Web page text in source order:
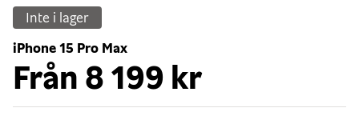
Inte i lager
iPhone 15 Pro Max
Från 8 199 kr